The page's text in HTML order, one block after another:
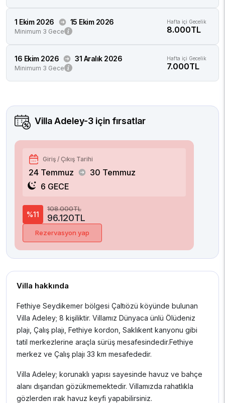
1 Ekim 2026 15 Ekim 2026
Minimum 3 Gece
Hafta içi Gecelik
8.000TL
16 Ekim 2026 31 Aralık 2026
Minimum 3 Gece
Hafta içi Gecelik
7.000TL
Villa Adeley-3 için fırsatlar
Giriş / Çıkış Tarihi
24 Temmuz
30 Temmuz
6 GECE
%11
108.000TL
96.120TL
Rezervasyon yap
Villa hakkında
Fethiye Seydikemer bölgesi Çaltıözü köyünde bulunan
Villa Adeley; 8 kişiliktir. Villamız Dünyaca ünlü Ölüdeniz
plajı, Çalış plajı, Fethiye kordon, Saklıkent kanyonu gibi
tatil merkezlerine araçla sürüş mesafesindedir.Fethiye
merkez ve Çalış plajı 33 km mesafededir.
Villa Adeley; korunaklı yapısı sayesinde havuz ve bahçe
alanı dışarıdan gözükmemektedir. Villamızda rahatlıkla
gözlerden ırak havuz keyfi yapabilirsiniz.